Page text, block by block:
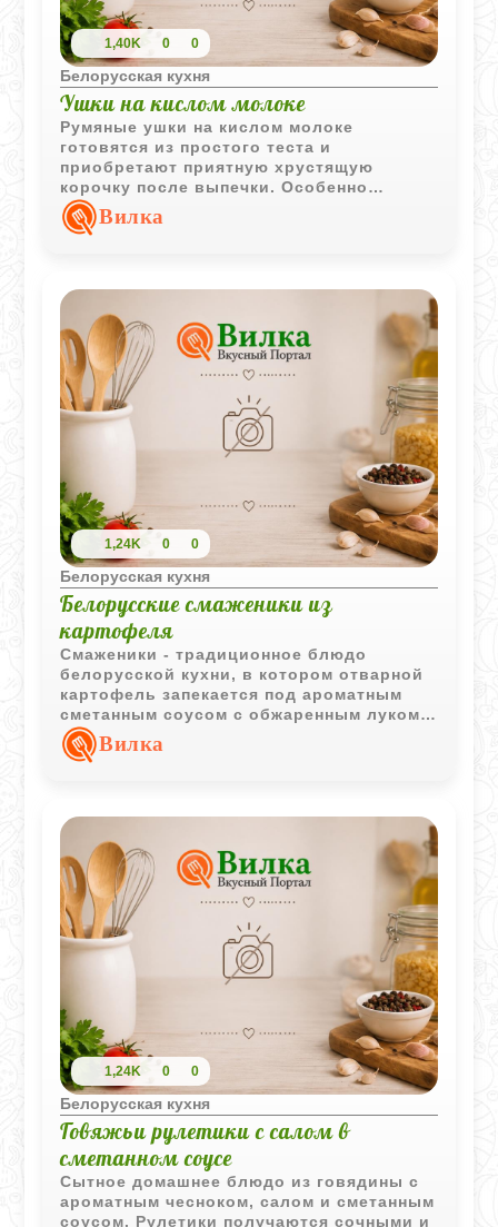
1,40K 0 0
Белорусская кухня
Ушки на кислом молоке
Румяные ушки на кислом молоке
готовятся из простого теста и
приобретают приятную хрустящую
корочку после выпечки. Особенно
хорошо они сочетаются со сметаной,
смешанной с сахаром и свежими
Вилка
1,24K 0 0
Белорусская кухня
Белорусские смаженики из
картофеля
Смаженики - традиционное блюдо
белорусской кухни, в котором отварной
картофель запекается под ароматным
сметанным соусом с обжаренным луком.
Простые продукты создают сытное и
уютное домашнее угощение.
Вилка
1,24K 0 0
Белорусская кухня
Говяжьи рулетики с салом в
сметанном соусе
Сытное домашнее блюдо из говядины с
ароматным чесноком, салом и сметанным
соусом. Рулетики получаются сочными и